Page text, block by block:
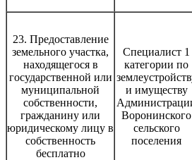
23. Предоставление
земельного участка,
находящегося в
государственной или
муниципальной
собственности,
гражданину или
юридическому лицу в
собственность
бесплатно
Специалист 1
категории по
и имуществу
Воронинского
сельского
поселения